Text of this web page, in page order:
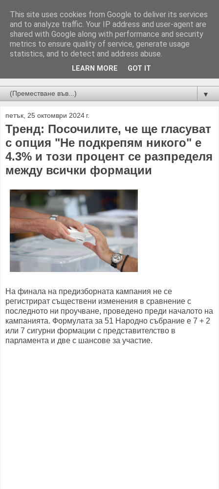
Новини от Бургас, страната и света!
▼
петък, 25 октомври 2024 г.
Тренд: Посочилите, че ще гласуват
с опция "Не подкрепям никого" е
4.3% и този процент се разпределя
между всички формации
На финала на предизборната кампания не се
регистрират съществени изменения в сравнение с
последното ни проучване, проведено преди началото на
кампанията. Формулата за 51 Народно събрание е 7 + 2
или 7 сигурни формации с представителство в
парламента и две с шансове за участие.
This site uses cookies from Google to deliver its services
and to analyze traffic. Your IP address and user-agent are
shared with Google along with performance and security
metrics to ensure quality of service, generate usage
statistics, and to detect and address abuse.
LEARN MORE GOT IT